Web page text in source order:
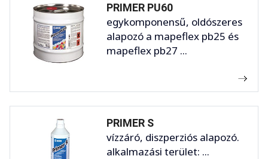
PRIMER PU60
egykomponensű, oldószeres
alapozó a mapeflex pb25 és
mapeflex pb27 ...
PRIMER S
vízzáró, diszperziós alapozó.
alkalmazási terület: ...